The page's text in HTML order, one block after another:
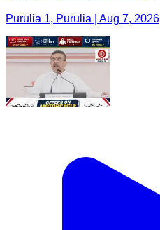
Purulia 1, Purulia | Aug 7, 2026